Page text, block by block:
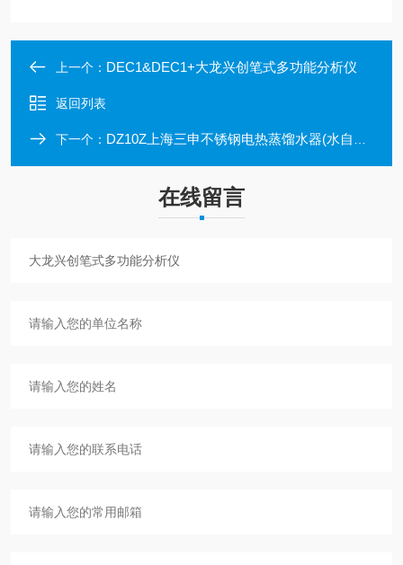
上一个： DEC1&DEC1+大龙兴创笔式多功能分析仪
返回列表
下一个： DZ10Z上海三申不锈钢电热蒸馏水器(水自控型)
在线留言